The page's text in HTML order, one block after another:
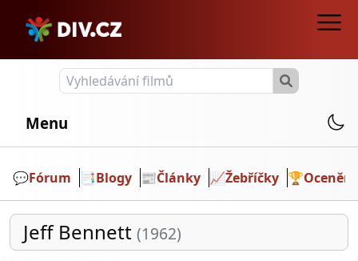
Menu
💬️Fórum 📑Blogy 📰Články 📈Žebříčky 🏆Ocenění
Jeff Bennett (1962)